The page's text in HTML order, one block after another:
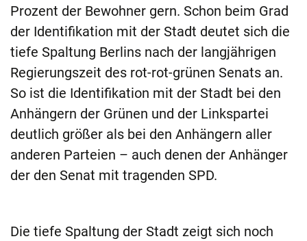
Prozent der Bewohner gern. Schon beim Grad
der Identifikation mit der Stadt deutet sich die
tiefe Spaltung Berlins nach der langjährigen
Regierungszeit des rot-rot-grünen Senats an.
So ist die Identifikation mit der Stadt bei den
Anhängern der Grünen und der Linkspartei
deutlich größer als bei den Anhängern aller
anderen Parteien – auch denen der Anhänger
der den Senat mit tragenden SPD.
Die tiefe Spaltung der Stadt zeigt sich noch